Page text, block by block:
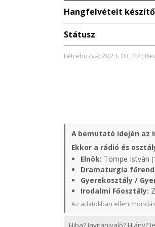
Hangfelvételt
Státusz
Létrehozva: 2023. 03. 27.;
A bemutató idején az
Ekkor a rádió és
Elnök: Tömpe István
Dramaturgia
Gyerekosztály /
Irodalmi Főosztály:
Az adatokban
Hiba? Javítanivaló? Hiány?